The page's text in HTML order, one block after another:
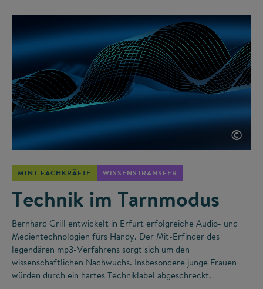
©
MINT-FACHKRÄFTE WISSENSTRANSFER
Technik im Tarnmodus
Bernhard Grill entwickelt in Erfurt erfolgreiche Audio- und
Medientechnologien fürs Handy. Der Mit-Erfinder des
legendären mp3-Verfahrens sorgt sich um den
wissenschaftlichen Nachwuchs. Insbesondere junge Frauen
würden durch ein hartes Techniklabel abgeschreckt.